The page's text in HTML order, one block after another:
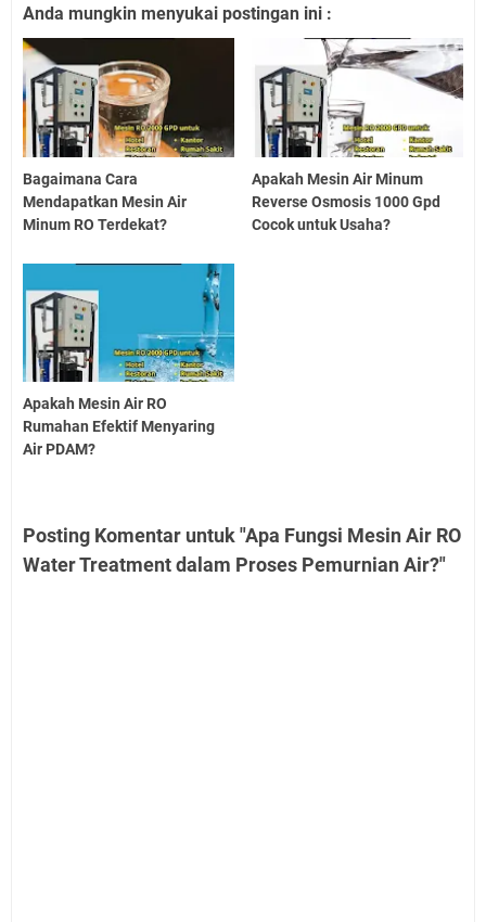
Anda mungkin menyukai postingan ini :
Bagaimana Cara
Mendapatkan Mesin Air
Minum RO Terdekat?
Apakah Mesin Air Minum
Reverse Osmosis 1000 Gpd
Cocok untuk Usaha?
Apakah Mesin Air RO
Rumahan Efektif Menyaring
Air PDAM?
Posting Komentar untuk "Apa Fungsi Mesin Air RO
Water Treatment dalam Proses Pemurnian Air?"